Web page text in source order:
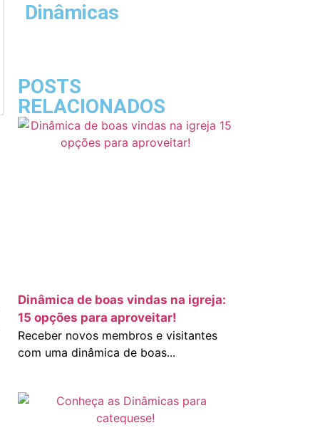
Dinâmicas
POSTS
RELACIONADOS
Dinâmica de boas vindas na igreja:
15 opções para aproveitar!
Receber novos membros e visitantes
com uma dinâmica de boas...